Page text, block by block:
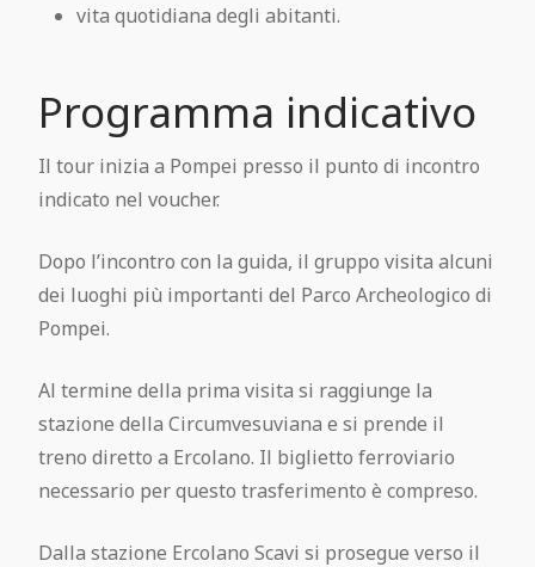
vita quotidiana degli abitanti.
Programma indicativo
Il tour inizia a Pompei presso il punto di incontro
indicato nel voucher.
Dopo l’incontro con la guida, il gruppo visita alcuni
dei luoghi più importanti del Parco Archeologico di
Pompei.
Al termine della prima visita si raggiunge la
stazione della Circumvesuviana e si prende il
treno diretto a Ercolano. Il biglietto ferroviario
necessario per questo trasferimento è compreso.
Dalla stazione Ercolano Scavi si prosegue verso il